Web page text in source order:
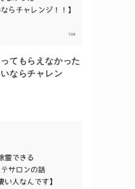
てもらえなかった
ならチャレン